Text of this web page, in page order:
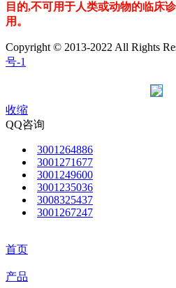
目的,不可用于人类或动物的临床
用。
Copyright © 2013-2022 All Rights
号-1
收缩
QQ咨询
3001264886
3001271677
3001249600
3001235036
3008325437
3001267247
首页
产品